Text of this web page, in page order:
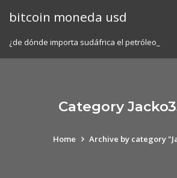
bitcoin moneda usd
¿de dónde importa sudáfrica el petróleo_
Category
Home Archive by category